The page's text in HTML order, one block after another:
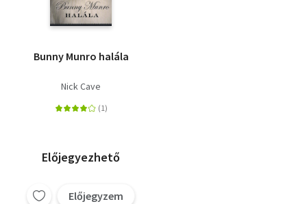
Bunny Munro halála
Nick Cave
Előjegyezhető
Előjegyzem